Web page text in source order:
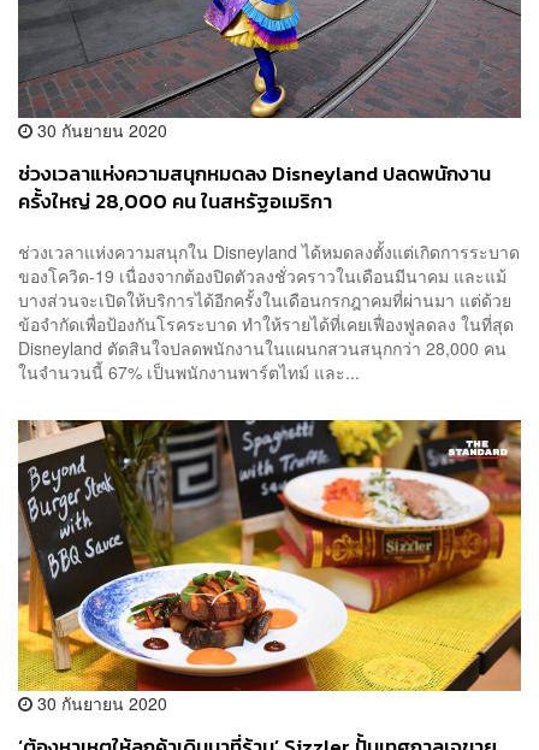
30 กันยายน 2020
ช่วงเวลาแห่งความสนุกหมดลง Disneyland ปลดพนักงาน
ครั้งใหญ่ 28,000 คน ในสหรัฐอเมริกา
ช่วงเวลาแห่งความสนุกใน Disneyland ได้หมดลงตั้งแต่เกิดการระบาด
ของโควิด-19 เนื่องจากต้องปิดตัวลงชั่วคราวในเดือนมีนาคม และแม้
บางส่วนจะเปิดให้บริการได้อีกครั้งในเดือนกรกฎาคมที่ผ่านมา แต่ด้วย
ข้อจำกัดเพื่อป้องกันโรคระบาด ทำให้รายได้ที่เคยเฟื่องฟูลดลง ในที่สุด
Disneyland ตัดสินใจปลดพนักงานในแผนกสวนสนุกกว่า 28,000 คน
ในจำนวนนี้ 67% เป็นพนักงานพาร์ตไทม์ และ...
30 กันยายน 2020